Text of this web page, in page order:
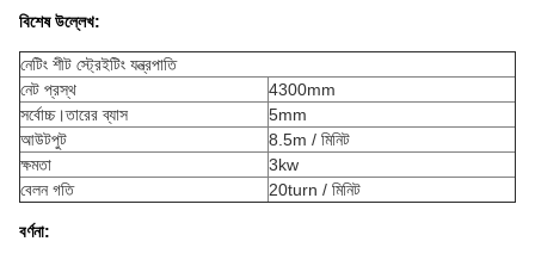
বিশেষ উল্লেখ:
নেটিং শীট স্ট্রেইটিং যন্ত্রপাতি
নেট প্রস্থ
4300mm
সর্বোচ্চ।তারের ব্যাস
5mm
আউটপুট
8.5m / মিনিট
ক্ষমতা
3kw
বেলন গতি
20turn / মিনিট
বর্ণনা: